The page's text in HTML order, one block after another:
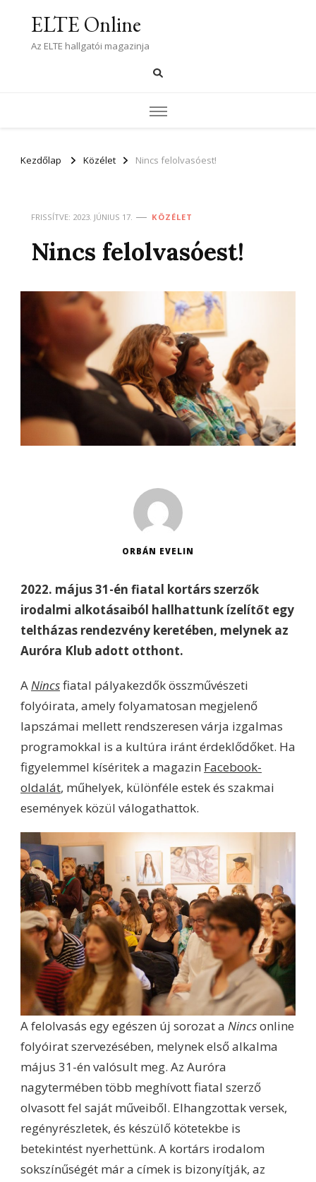
ELTE Online
Az ELTE hallgatói magazinja
Kezdőlap Közélet Nincs felolvasóest!
FRISSÍTVE: 2023. JÚNIUS 17. KÖZÉLET
Nincs felolvasóest!
ORBÁN EVELIN
2022. május 31-én fiatal kortárs szerzők
irodalmi alkotásaiból hallhattunk ízelítőt egy
teltházas rendezvény keretében, melynek az
Auróra Klub adott otthont.
ANincsfiatal pályakezdők összművészeti
folyóirata, amely folyamatosan megjelenő
lapszámai mellett rendszeresen várja izgalmas
programokkal is a kultúra iránt érdeklődőket. Ha
figyelemmel kíséritek a magazin Facebook-
oldalát, műhelyek, különféle estek és szakmai
események közül válogathattok.
A felolvasás egy egészen új sorozat a Nincsonline
folyóirat szervezésében, melynek első alkalma
május 31-én valósult meg. Az Auróra
nagytermében több meghívott fiatal szerző
olvasott fel saját műveiből. Elhangzottak versek,
regényrészletek, és készülő kötetekbe is
betekintést nyerhettünk. A kortárs irodalom
sokszínűségét már a címek is bizonyítják, az